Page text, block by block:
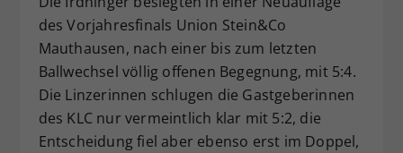
des Vorjahresfinals Union Stein&Co
Mauthausen, nach einer bis zum letzten
Ballwechsel völlig offenen Begegnung, mit 5:4.
Die Linzerinnen schlugen die Gastgeberinnen
des KLC nur vermeintlich klar mit 5:2, die
Entscheidung fiel aber ebenso erst im Doppel,